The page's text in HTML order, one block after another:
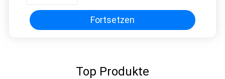
Fortsetzen
Top Produkte